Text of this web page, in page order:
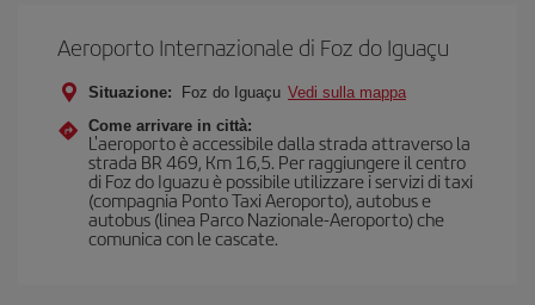
Aeroporto Internazionale di Foz do Iguaçu
Situazione: Foz do Iguaçu Vedi sulla mappa
Come arrivare in città:
L'aeroporto è accessibile dalla strada attraverso la
strada BR 469, Km 16,5. Per raggiungere il centro
di Foz do Iguazu è possibile utilizzare i servizi di taxi
(compagnia Ponto Taxi Aeroporto), autobus e
autobus (linea Parco Nazionale-Aeroporto) che
comunica con le cascate.